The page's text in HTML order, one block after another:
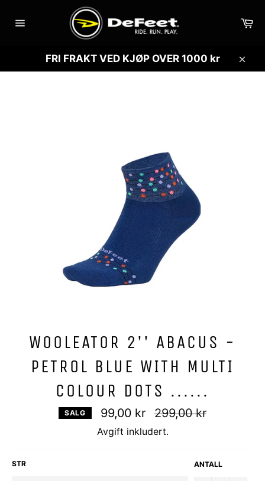
videre
Sidenavigasjon
FRI FRAKT VED KJØP OVER 1000 kr
Lukk
WOOLEATOR 2'' ABACUS -
PETROL BLUE WITH MULTI
COLOUR DOTS ......
SALG 99,00 kr
Vanlig
pris
299,00 kr
Avgift inkludert.
STR ANTALL